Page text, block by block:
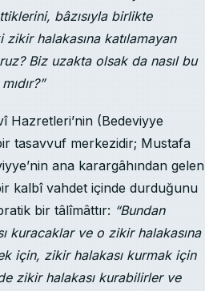
bâzısıyla birlikte
halakasına katılamayan
Biz uzakta olsak da nasıl bu
Hazretleri’nin (Bedeviyye
tasavvuf merkezidir; Mustafa
ana karargâhından gelen
kalbî vahdet içinde durduğunu
bir tâlîmâttır: “Bundan
kuracaklar ve o zikir halakasına
için, zikir halakası kurmak için
zikir halakası kurabilirler ve